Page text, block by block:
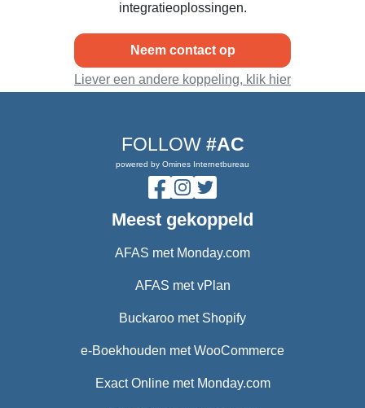
integratieoplossingen.
Neem contact op
Liever een andere koppeling, klik hier
FOLLOW #AC
powered by Omines Internetbureau
Meest gekoppeld
AFAS met Monday.com
AFAS met vPlan
Buckaroo met Shopify
e-Boekhouden met WooCommerce
Exact Online met Monday.com